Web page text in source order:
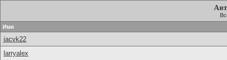
Имя
jacvk22
larryalex